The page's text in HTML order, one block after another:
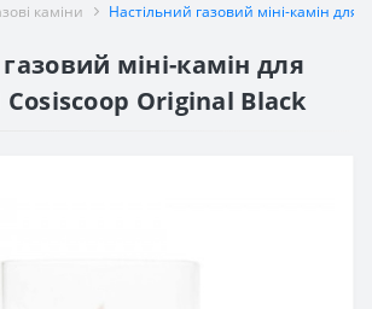
каміни Настільний газовий міні-камін для
міні-камін для
Cosiscoop Original Black